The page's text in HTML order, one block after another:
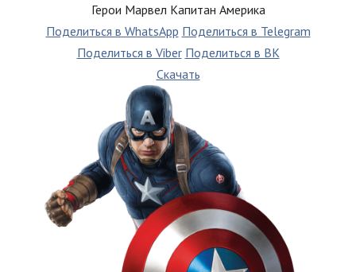
Герои Марвел Капитан Америка
Поделиться в WhatsApp Поделиться в Telegram
Поделиться в Viber Поделиться в ВК
Скачать